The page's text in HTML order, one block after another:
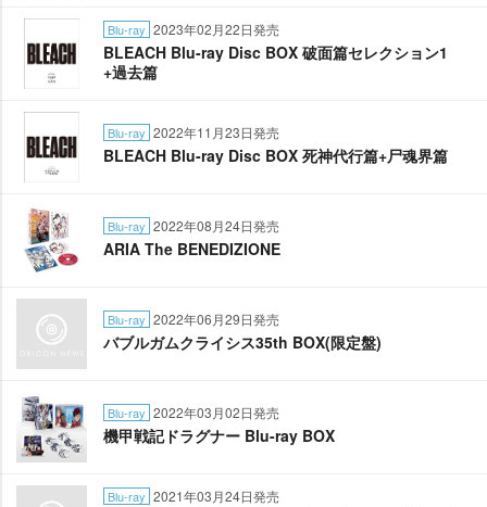
Blu-ray 2023年02月22日発売
BLEACH Blu-ray Disc BOX 破面篇セレクション1
+過去篇
Blu-ray 2022年11月23日発売
BLEACH Blu-ray Disc BOX 死神代行篇+尸魂界篇
Blu-ray 2022年08月24日発売
ARIA The BENEDIZIONE
Blu-ray 2022年06月29日発売
バブルガムクライシス35th BOX(限定盤)
Blu-ray 2022年03月02日発売
機甲戦記ドラグナー Blu-ray BOX
Blu-ray 2021年03月24日発売